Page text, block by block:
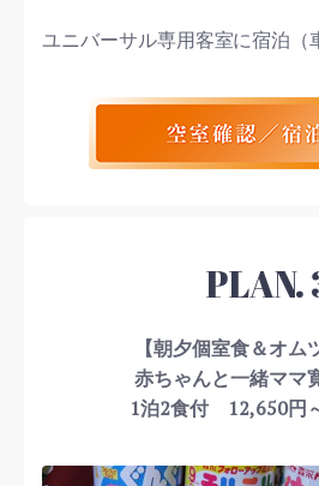
ユニバーサル専用客室に宿泊（
PLAN.
【朝夕個室食＆オム
赤ちゃんと一緒ママ
1泊2食付 12,650円